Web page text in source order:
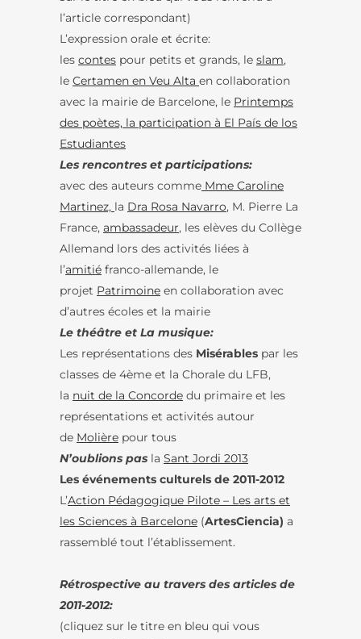
l’article correspondant)
L’expression orale et écrite:
les contes pour petits et grands, le slam,
le Certamen en Veu Alta en collaboration
avec la mairie de Barcelone, le Printemps
des poètes, la participation à El País de los
Estudiantes
Les rencontres et participations:
avec des auteurs comme Mme Caroline
Martinez, la Dra Rosa Navarro, M. Pierre La
France, ambassadeur, les elèves du Collège
Allemand lors des activités liées à
l’amitié franco-allemande, le
projet Patrimoine en collaboration avec
d’autres écoles et la mairie
Le théâtre et La musique:
Les représentations des Misérables par les
classes de 4ème et la Chorale du LFB,
la nuit de la Concorde du primaire et les
représentations et activités autour
de Molière pour tous
N’oublions pas la Sant Jordi 2013
Les événements culturels de 2011-2012
L’Action Pédagogique Pilote – Les arts et
les Sciences à Barcelone (ArtesCiencia) a
rassemblé tout l’établissement.
Rétrospective au travers des articles de
2011-2012:
(cliquez sur le titre en bleu qui vous